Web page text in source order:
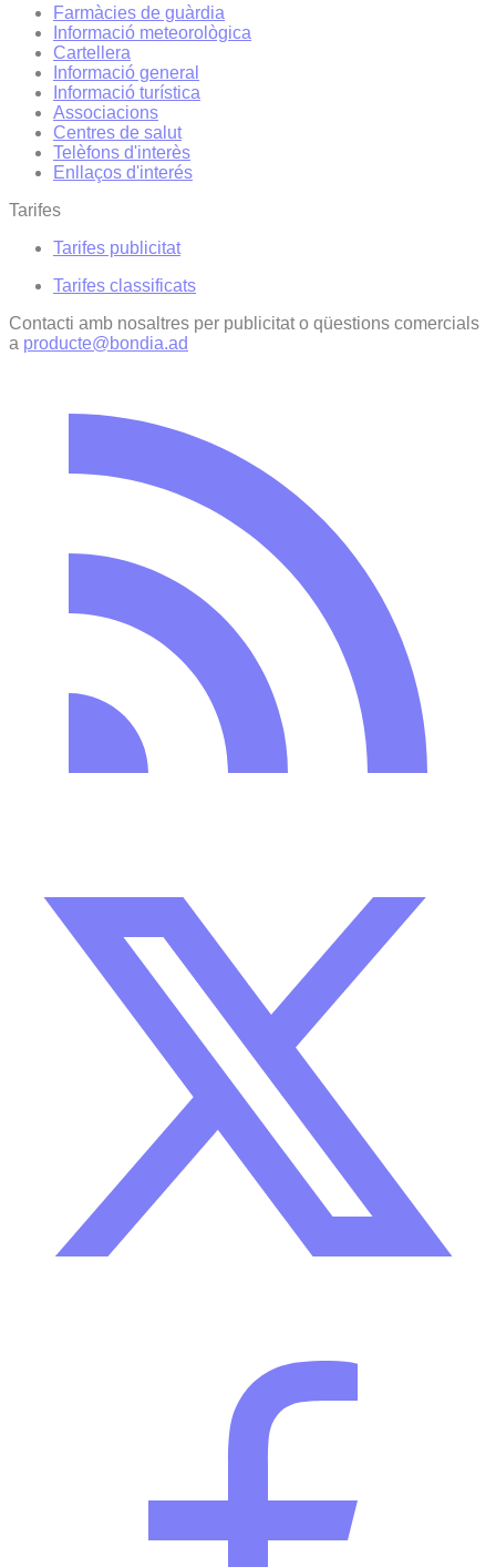
Farmàcies de guàrdia
Informació meteorològica
Cartellera
Informació general
Informació turística
Associacions
Centres de salut
Telèfons d'interès
Enllaços d'interés
Tarifes
Tarifes publicitat
Tarifes classificats
Contacti amb nosaltres per publicitat o qüestions comercials
a producte@bondia.ad